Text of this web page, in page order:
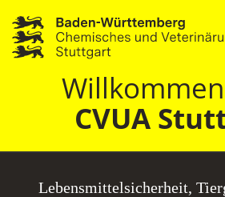
CVUA
Lebensmittel­sicherheit,